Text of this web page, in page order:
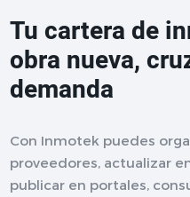
Tu cartera de
obra nueva,
demanda
Con Inmotek puedes
proveedores, actualizar
publicar en portales,